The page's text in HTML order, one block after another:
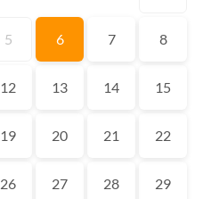
5 6 7 8
12 13 14 15
19 20 21 22
26 27 28 29